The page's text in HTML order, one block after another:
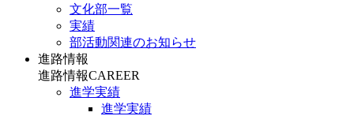
文化部一覧
実績
部活動関連のお知らせ
進路情報
進路情報CAREER
進学実績
進学実績